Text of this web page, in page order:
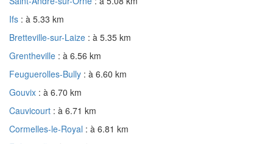
Ifs : à 5.33 km
Bretteville-sur-Laize : à 5.35 km
Grentheville : à 6.56 km
Feuguerolles-Bully : à 6.60 km
Gouvix : à 6.70 km
Cauvicourt : à 6.71 km
Cormelles-le-Royal : à 6.81 km